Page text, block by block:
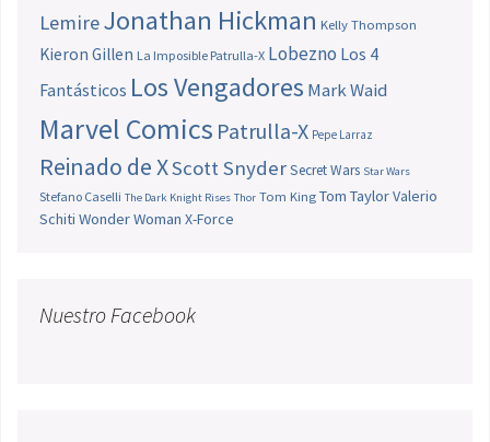
LemireJonathan Hickman Kelly Thompson
Kieron Gillen La Imposible Patrulla-X Lobezno Los 4
Fantásticos Los Vengadores Mark Waid
Marvel Comics Patrulla-X Pepe Larraz
Reinado de XScott SnyderSecret Wars Star Wars
Stefano Caselli The Dark Knight Rises Thor Tom King Tom TaylorValerio
Schiti Wonder Woman X-Force
Nuestro Facebook